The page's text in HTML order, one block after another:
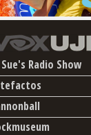
Sue's Radio Show